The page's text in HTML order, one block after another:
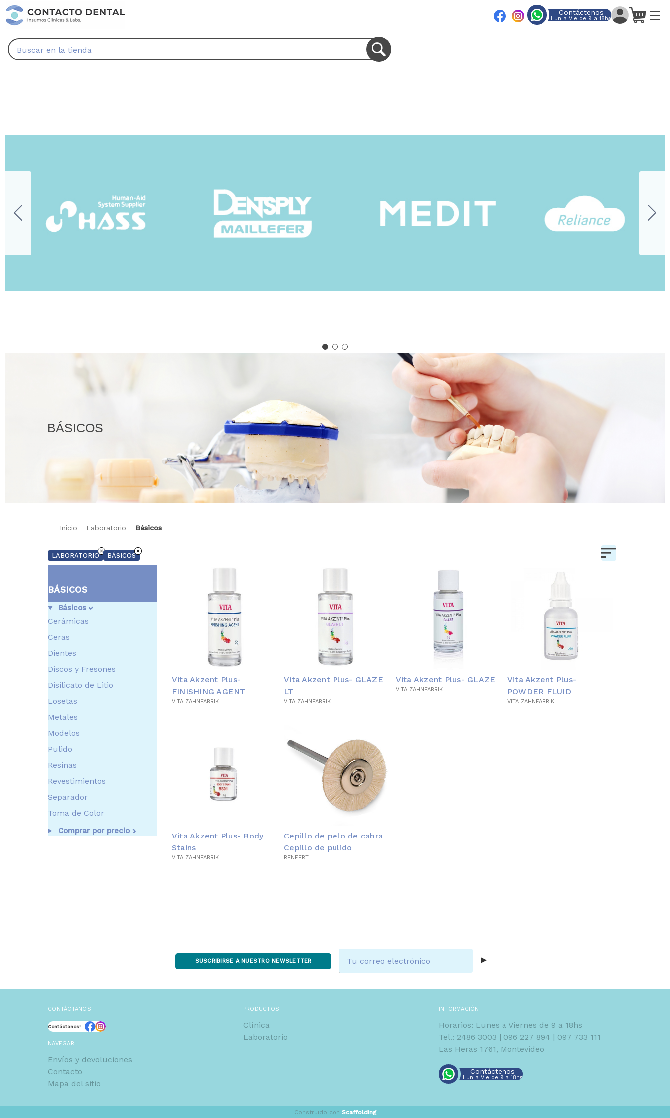
Contáctenos
Lun a Vie de 9 a 18hs
Buscar
BÁSICOS
Inicio Laboratorio Básicos
LABORATORIO BÁSICOS
BÁSICOS
Básicos
Cerámicas
Ceras
Dientes
Discos y Fresones
Disilicato de Litio
Losetas
Metales
Modelos
Pulido
Resinas
Revestimientos
Separador
Toma de Color
Comprar por precio
Vita Akzent Plus-
FINISHING AGENT
VITA ZAHNFABRIK
Vita Akzent Plus- GLAZE
LT
VITA ZAHNFABRIK
Vita Akzent Plus- GLAZE
VITA ZAHNFABRIK
Vita Akzent Plus-
POWDER FLUID
VITA ZAHNFABRIK
Vita Akzent Plus- Body
Stains
VITA ZAHNFABRIK
Cepillo de pelo de cabra
Cepillo de pulido
RENFERT
SUSCRIBIRSE A NUESTRO NEWSLETTER
electrónico
CONTÁCTANOS
Contáctanos!
NAVEGAR
Envíos y devoluciones
Contacto
Mapa del sitio
PRODUCTOS
Clínica
Laboratorio
INFORMACIÓN
Horarios: Lunes a Viernes de 9 a 18hs
​Tel.: 2486 3003 | 096 227 894 | 097 733 111
Las Heras 1761, Montevideo
Contáctenos
Lun a Vie de 9 a 18hs
Construido con Scaffolding